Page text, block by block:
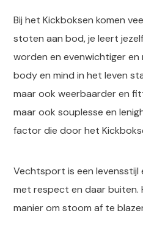
Bij het Kickboksen komen
stoten aan bod, je leert
worden en evenwichtiger
body en mind in het leven
maar ook weerbaarder en
maar ook souplesse en
factor die door het
Vechtsport is een levensstijl
met respect en daar buiten.
manier om stoom af te